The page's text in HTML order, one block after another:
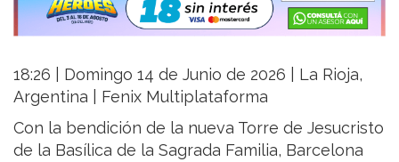
18:26 | Domingo 14 de Junio de 2026 | La Rioja,
Argentina | Fenix Multiplataforma
Con la bendición de la nueva Torre de Jesucristo
de la Basílica de la Sagrada Familia, Barcelona